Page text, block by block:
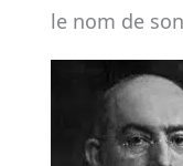
le nom de